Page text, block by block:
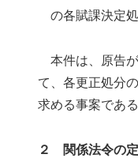
の各賦課決定
本件は、原告
て、各更正処分
求める事案である
２ 関係法令の